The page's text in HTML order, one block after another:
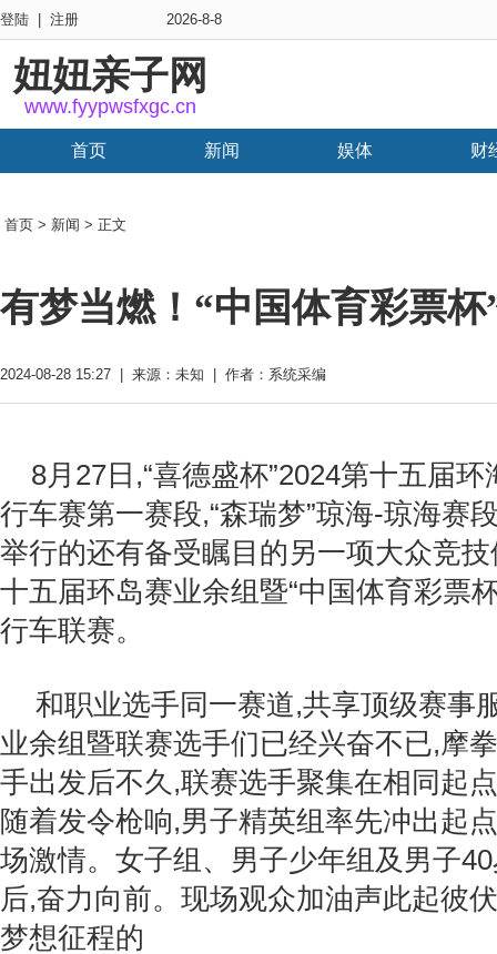
登陆 注册 2026-8-8
妞妞亲子网
www.fyypwsfxgc.cn
首页 新闻 娱体 财
首页 > 新闻 > 正文
有梦当燃！“中国体育彩票
2024-08-28 15:27 | 来源：未知 | 作者：系统采编
8月27日,“喜德盛杯”2024第十五届
行车赛第一赛段,“森瑞梦”琼海-琼海赛
举行的还有备受瞩目的另一项大众竞
十五届环岛赛业余组暨“中国体育彩票
行车联赛。
和职业选手同一赛道,共享顶级赛事
业余组暨联赛选手们已经兴奋不已,摩
手出发后不久,联赛选手聚集在相同起
随着发令枪响,男子精英组率先冲出起
场激情。女子组、男子少年组及男子
后,奋力向前。现场观众加油声此起彼
梦想征程的